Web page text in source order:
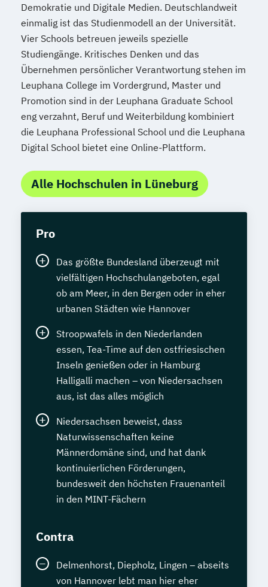
Demokratie und Digitale Medien. Deutschlandweit
einmalig ist das Studienmodell an der Universität.
Vier Schools betreuen jeweils spezielle
Studiengänge. Kritisches Denken und das
Übernehmen persönlicher Verantwortung stehen im
Leuphana College im Vordergrund, Master und
Promotion sind in der Leuphana Graduate School
eng verzahnt, Beruf und Weiterbildung kombiniert
die Leuphana Professional School und die Leuphana
Digital School bietet eine Online-Plattform.
Alle Hochschulen in Lüneburg
Pro
Das größte Bundesland überzeugt mit
vielfältigen Hochschulangeboten, egal
ob am Meer, in den Bergen oder in eher
urbanen Städten wie Hannover
Stroopwafels in den Niederlanden
essen, Tea-Time auf den ostfriesischen
Inseln genießen oder in Hamburg
Halligalli machen – von Niedersachsen
aus, ist das alles möglich
Niedersachsen beweist, dass
Naturwissenschaften keine
Männerdomäne sind, und hat dank
kontinuierlichen Förderungen,
bundesweit den höchsten Frauenanteil
in den MINT-Fächern
Contra
Delmenhorst, Diepholz, Lingen – abseits
von Hannover lebt man hier eher